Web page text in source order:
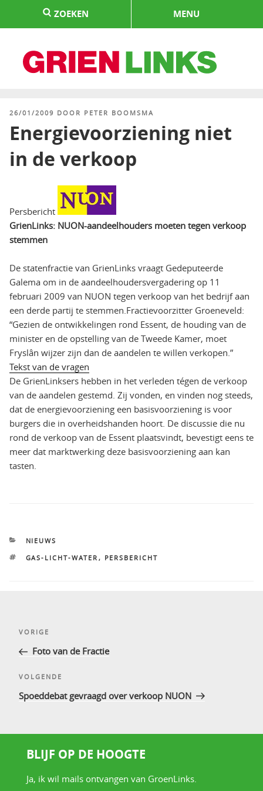
springen
ZOEKEN MENU
GEPLAATST
26/01/2009 DOOR PETER BOOMSMA
Energievoorziening niet
in de verkoop
Persbericht
GrienLinks: NUON-aandeelhouders moeten tegen verkoop
stemmen
De statenfractie van GrienLinks vraagt Gedeputeerde
Galema om in de aandeelhoudersvergadering op 11
februari 2009 van NUON tegen verkoop van het bedrijf aan
een derde partij te stemmen.Fractievoorzitter Groeneveld:
“Gezien de ontwikkelingen rond Essent, de houding van de
minister en de opstelling van de Tweede Kamer, moet
Fryslân wijzer zijn dan de aandelen te willen verkopen.”
Tekst van de vragen
De GrienLinksers hebben in het verleden tégen de verkoop
van de aandelen gestemd. Zij vonden, en vinden nog steeds,
dat de energievoorziening een basisvoorziening is voor
burgers die in overheidshanden hoort. De discussie die nu
rond de verkoop van de Essent plaatsvindt, bevestigt eens te
meer dat marktwerking deze basisvoorziening aan kan
tasten.
CATEGORIEËN
NIEUWS
TAGS
GAS-LICHT-WATER , PERSBERICHT
Vorig
bericht
VORIGE
Foto van de Fractie
Volgend
bericht
VOLGENDE
Spoeddebat gevraagd over verkoop NUON
BLIJF OP DE HOOGTE
Ja, ik wil mails ontvangen van GroenLinks.